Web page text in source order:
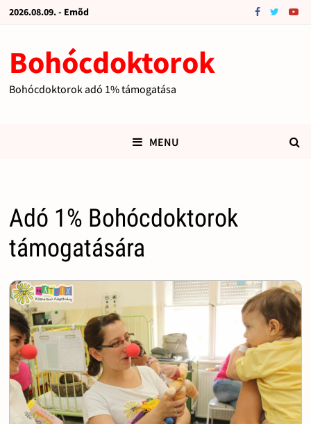
2026.08.09. - Emõd
Bohócdoktorok
Bohócdoktorok adó 1% támogatása
MENU
Adó 1% Bohócdoktorok
támogatására